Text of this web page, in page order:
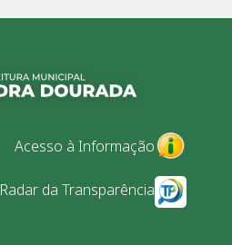
Acesso à Informação
Radar da Transparência